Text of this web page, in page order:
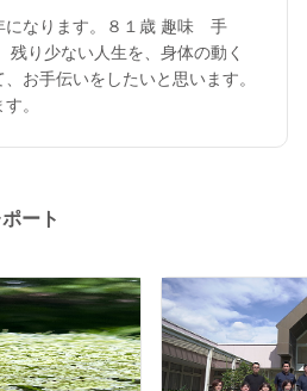
になります。８１歳 趣味 手
残り少ない人生を、身体の動く
お手伝いをしたいと思います。
。
ート